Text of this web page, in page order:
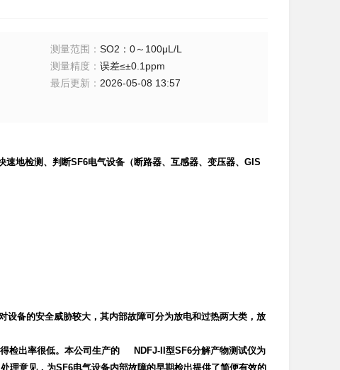
测量范围 ：SO2：0～100μL/L
测量精度 ：误差≤±0.1ppm
最后更新 ： 2026-05-08 13:57
地检测、判断SF6电气设备（断路器、 互感器、变压器、GIS
备的安全威胁较大，其内部故障可分为放电和过热两大类，放
得检出率很低。本公司生产的 NDFJ-II型SF6分解产物测试仪为
理意见，为SF6电气设备内部故障的早期检出提供了简便有效的